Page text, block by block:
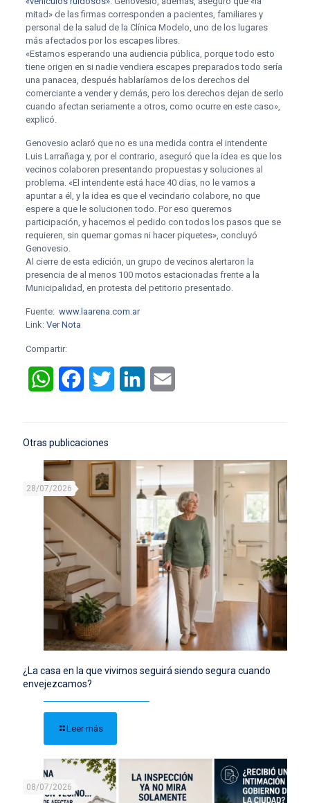
mitad» de las firmas corresponden a pacientes, familiares y
personal de la salud de la Clínica Modelo, uno de los lugares
más afectados por los escapes libres.
«Estamos esperando una audiencia pública, porque todo esto
tiene origen en si nadie vendiera escapes preparados todo sería
una panacea, después hablaríamos de los derechos del
comerciante a vender y demás, pero los derechos dejan de serlo
cuando afectan seriamente a otros, como ocurre en este caso»,
explicó.
Genovesio aclaró que no es una medida contra el intendente
Luis Larrañaga y, por el contrario, aseguró que la idea es que los
vecinos colaboren presentando propuestas y soluciones al
problema. «El intendente está hace 40 días, no le vamos a
apuntar a él, y la idea es que el vecindario colabore, no que
espere a que le solucionen todo. Por eso queremos
participación, y hacemos el pedido con todos los pasos que se
requieren, sin quemar gomas ni hacer piquetes», concluyó
Genovesio.
Al cierre de esta edición, un grupo de vecinos alertaron la
presencia de al menos 100 motos estacionadas frente a la
Municipalidad, en protesta del petitorio presentado.
Fuente: www.laarena.com.ar
Link: Ver Nota
Compartir:
WhatsAppFacebookTwitter LinkedIn
Otras publicaciones
28/07/2026
¿La casa en la que vivimos seguirá siendo segura cuando
envejezcamos?
Leer más
08/07/2026